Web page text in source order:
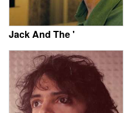
Jack And The '